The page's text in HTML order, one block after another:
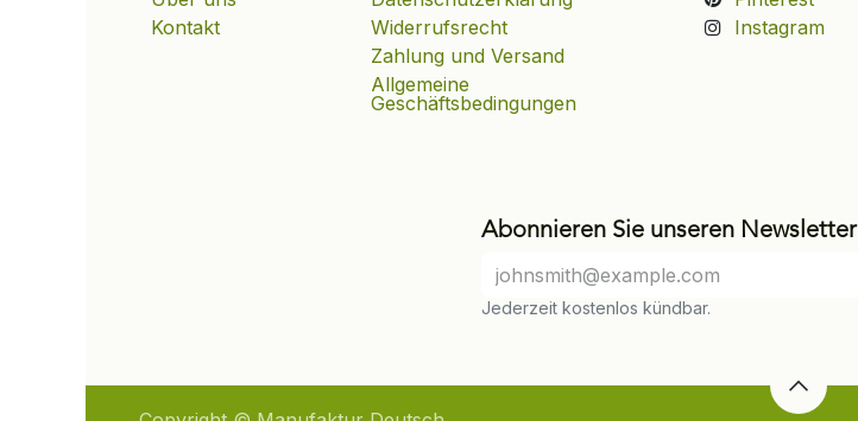
Kontakt
Widerrufsrecht
Zahlung und Versand
Allgemeine
Geschäftsbedingungen
Instagram
Abonnieren Sie unseren Newsletter
Jederzeit kostenlos kündbar.